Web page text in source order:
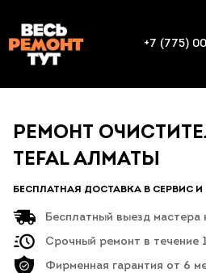
+7 (775)
РЕМОНТ
TEFAL АЛМАТЫ
БЕСПЛАТНАЯ ДОСТАВКА В СЕРВИС И
Бесплатный выезд мастера
Срочный ремонт в течение
Фирменная гарантия от 6